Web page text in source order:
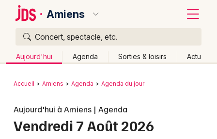
Amiens
Concert, spectacle, etc.
Aujourd'hui Agenda Sorties & loisirs Actu
Publier un événement
Colmar
Retour
Accueil Amiens Agenda Agenda du jour
Aujourd'hui à Amiens | Agenda
Vendredi 7 Août 2026
Quoi ?
Où ?
Près de moi
Changer de lieu
Quand ?
Effacer les dates